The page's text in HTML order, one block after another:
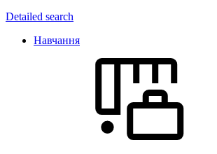
Detailed search
Навчання